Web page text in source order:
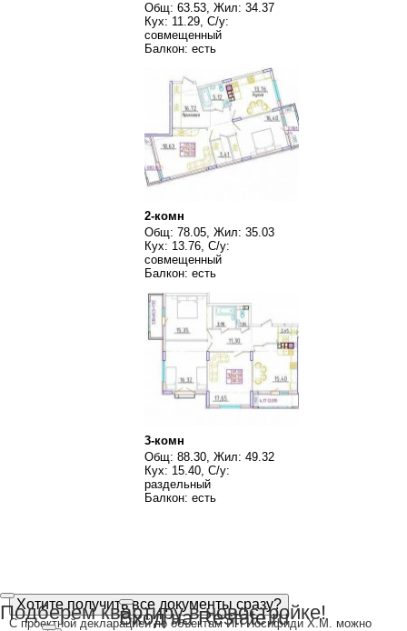
Вход на Restate.ru
Общ: 63.53, Жил: 34.37
Кух: 11.29, С/у:
совмещенный
Балкон: есть
2-комн
Общ: 78.05, Жил: 35.03
Кух: 13.76, С/у:
совмещенный
Балкон: есть
3-комн
Общ: 88.30, Жил: 49.32
Кух: 15.40, С/у:
раздельный
Балкон: есть
Хотите получить все документы сразу?
С проектной декларацией по объектам ИП Иосифиди Х.М. можно
Подберем квартиру в новостройке!